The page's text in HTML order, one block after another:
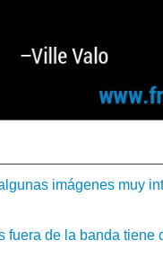
imágenes muy
de la banda tiene